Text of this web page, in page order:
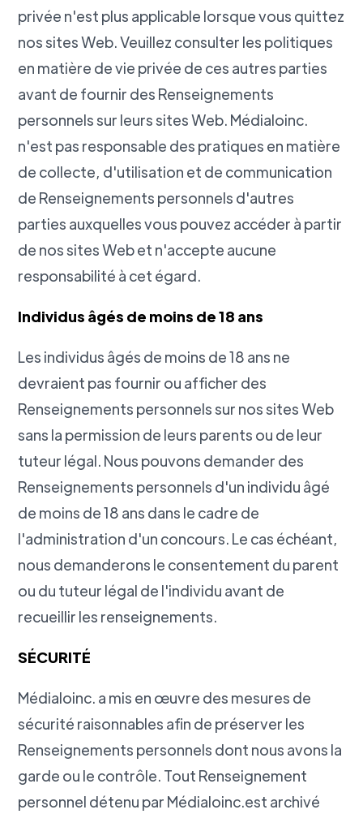
privée n'est plus applicable lorsque vous quittez
nos sites Web. Veuillez consulter les politiques
en matière de vie privée de ces autres parties
avant de fournir des Renseignements
personnels sur leurs sites Web. Médialoinc.
n'est pas responsable des pratiques en matière
de collecte, d'utilisation et de communication
de Renseignements personnels d'autres
parties auxquelles vous pouvez accéder à partir
de nos sites Web et n'accepte aucune
responsabilité à cet égard.
Individus âgés de moins de 18 ans
Les individus âgés de moins de 18 ans ne
devraient pas fournir ou afficher des
Renseignements personnels sur nos sites Web
sans la permission de leurs parents ou de leur
tuteur légal. Nous pouvons demander des
Renseignements personnels d'un individu âgé
de moins de 18 ans dans le cadre de
l'administration d'un concours. Le cas échéant,
nous demanderons le consentement du parent
ou du tuteur légal de l'individu avant de
recueillir les renseignements.
SÉCURITÉ
Médialoinc. a mis en œuvre des mesures de
sécurité raisonnables afin de préserver les
Renseignements personnels dont nous avons la
garde ou le contrôle. Tout Renseignement
personnel détenu par Médialoinc.est archivé